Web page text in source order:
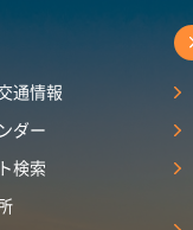
通情報
ダー
検索